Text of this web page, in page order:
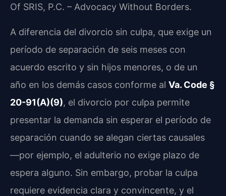
Of SRIS, P.C. – Advocacy Without Borders.
A diferencia del divorcio sin culpa, que exige un
período de separación de seis meses con
acuerdo escrito y sin hijos menores, o de un
año en los demás casos conforme al Va. Code §
20-91(A)(9), el divorcio por culpa permite
presentar la demanda sin esperar el período de
separación cuando se alegan ciertas causales
—por ejemplo, el adulterio no exige plazo de
espera alguno. Sin embargo, probar la culpa
requiere evidencia clara y convincente, y el